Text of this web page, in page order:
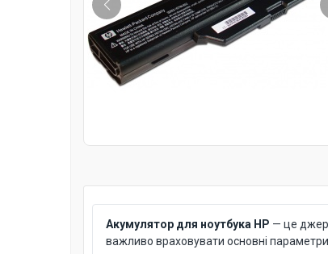
Акумулятор для ноутбука HP — це
важливо враховувати основні